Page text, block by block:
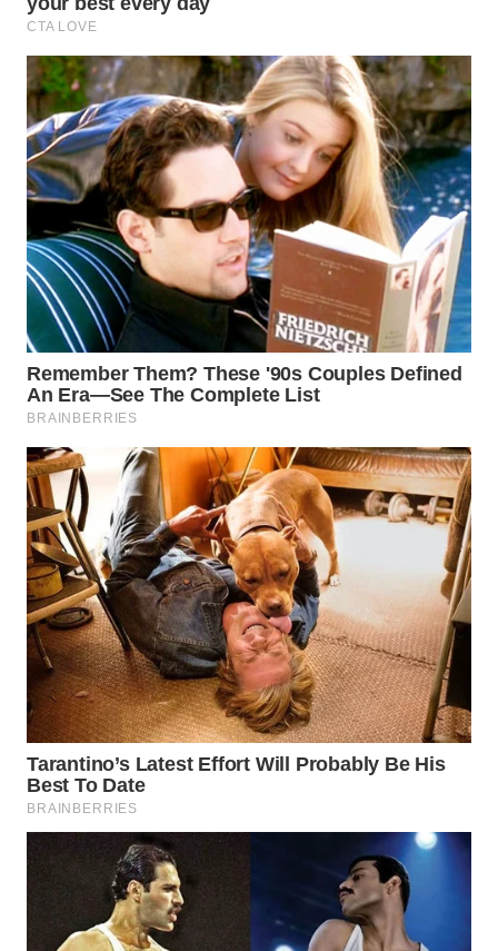
WN
WN
LABUANBAJO
WN
Wahana
Media
Group
WAHANA
NEWS
WAHANA
TANI
WAHANA
ADVOKAT
WAHANA
INFRASTRUKTUR
WAHANA
KONSUMEN
WAHANA
LISTRIK
WAHANA